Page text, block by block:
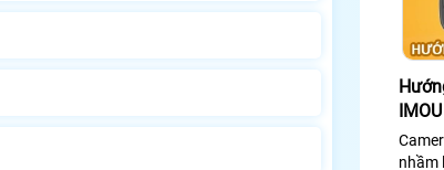
IMOU
nhầm